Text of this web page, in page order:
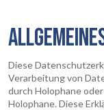
Diese
Verarbeitung von
durch Holophane
Holophane. Diese